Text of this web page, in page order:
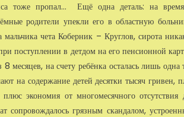
тоже пропал… Ещё одна деталь: на время
родители упекли его в областную
мальчика чета Коберник – Круглов, сирота
поступлении в детдом на его пенсионной
8 месяцев, на счету ребёнка осталась лишь
на содержание детей десятки тысяч
экономия от многомесячного
сопровождалось грязным скандалом,